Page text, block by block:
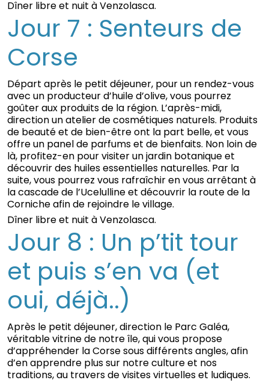
Dîner libre et nuit à Venzolasca.
Jour 7 : Senteurs de
Corse
Départ après le petit déjeuner, pour un rendez-vous
avec un producteur d’huile d’olive, vous pourrez
goûter aux produits de la région. L’après-midi,
direction un atelier de cosmétiques naturels. Produits
de beauté et de bien-être ont la part belle, et vous
offre un panel de parfums et de bienfaits. Non loin de
là, profitez-en pour visiter un jardin botanique et
découvrir des huiles essentielles naturelles. Par la
suite, vous pourrez vous rafraîchir en vous arrêtant à
la cascade de l’Ucelulline et découvrir la route de la
Corniche afin de rejoindre le village.
Dîner libre et nuit à Venzolasca.
Jour 8 : Un p’tit tour
et puis s’en va (et
oui, déjà..)
Après le petit déjeuner, direction le Parc Galéa,
véritable vitrine de notre île, qui vous propose
d’appréhender la Corse sous différents angles, afin
d’en apprendre plus sur notre culture et nos
traditions, au travers de visites virtuelles et ludiques.